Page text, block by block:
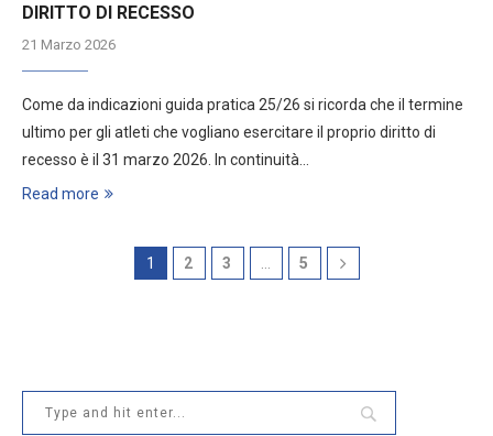
DIRITTO DI RECESSO
21 Marzo 2026
Come da indicazioni guida pratica 25/26 si ricorda che il termine
ultimo per gli atleti che vogliano esercitare il proprio diritto di
recesso è il 31 marzo 2026. In continuità…
Read more
1 2 3 5